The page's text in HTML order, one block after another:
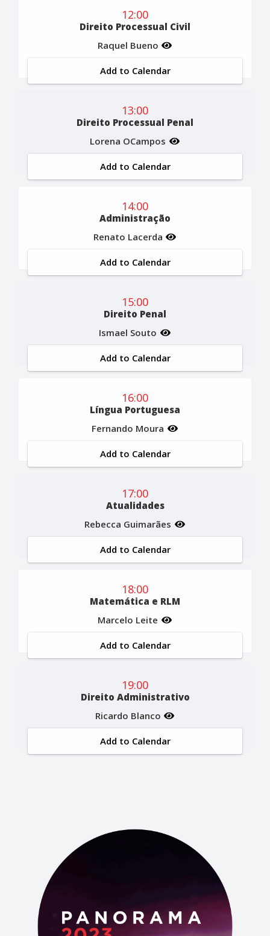
12:00
Direito Processual Civil
Raquel Bueno
Add to Calendar
13:00
Direito Processual Penal
Lorena OCampos
Add to Calendar
14:00
Administração
Renato Lacerda
Add to Calendar
15:00
Direito Penal
Ismael Souto
Add to Calendar
16:00
Língua Portuguesa
Fernando Moura
Add to Calendar
17:00
Atualidades
Rebecca Guimarães
Add to Calendar
18:00
Matemática e RLM
Marcelo Leite
Add to Calendar
19:00
Direito Administrativo
Ricardo Blanco
Add to Calendar